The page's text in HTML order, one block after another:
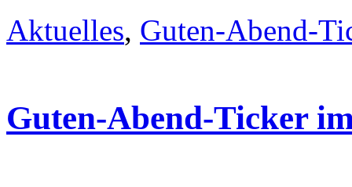
Aktuelles, Guten-Abend-
Guten-Abend-Ticker